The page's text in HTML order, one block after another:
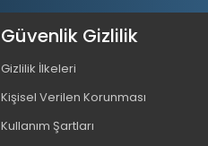
Güvenlik Gizlilik
Gizlilik İlkeleri
Kişisel Verilen Korunması
Kullanım Şartları